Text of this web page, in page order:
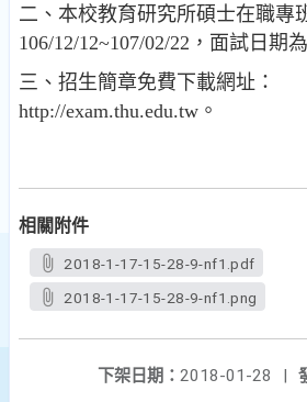
二、本校教育研究所碩士在職專
106/12/12~107/02/22，面試日期
三、招生簡章免費下載網址：
http://exam.thu.edu.tw。
相關附件
2018-1-17-15-28-9-nf1.pdf
2018-1-17-15-28-9-nf1.png
下架日期： 2018-01-28
|